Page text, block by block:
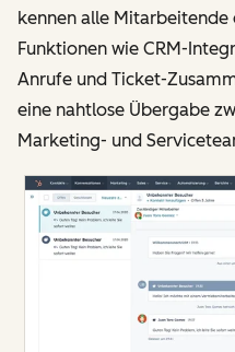
kennen alle
Funktionen wie CRM-
Anrufe und Ticket-
eine nahtlose Übergabe
Marketing- und